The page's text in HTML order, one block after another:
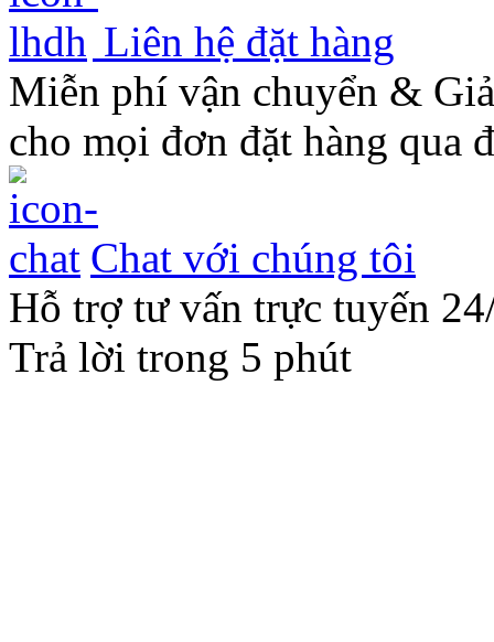
Liên hệ đặt hàng
Miễn phí vận chuyển &
cho mọi đơn đặt hàng qua
Chat với chúng tôi
Hỗ trợ tư vấn trực tuyến
Trả lời trong 5 phút